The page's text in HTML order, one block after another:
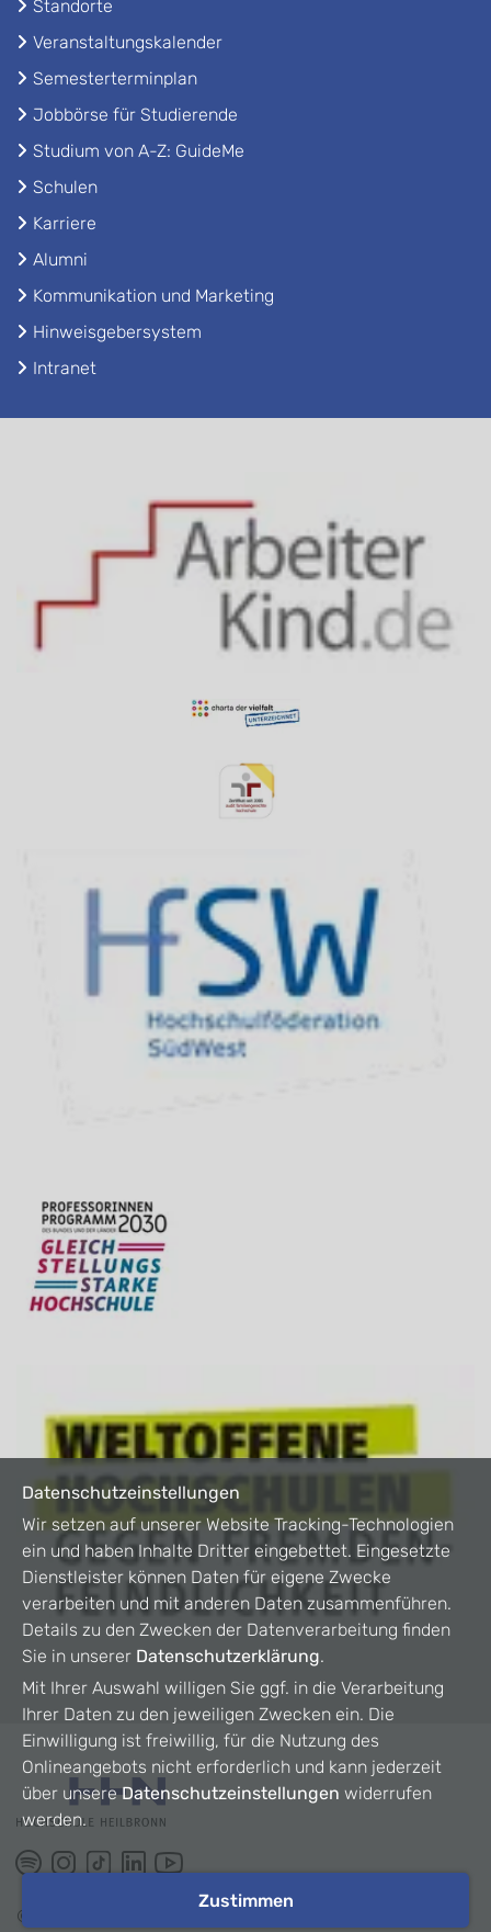
Standorte
Veranstaltungskalender
Semesterterminplan
Jobbörse für Studierende
Studium von A-Z: GuideMe
Schulen
Karriere
Alumni
Kommunikation und Marketing
Hinweisgebersystem
Intranet
©
Datenschutzeinstellungen
Wir setzen auf unserer Website Tracking-Technologien
ein und haben Inhalte Dritter eingebettet. Eingesetzte
Dienstleister können Daten für eigene Zwecke
verarbeiten und mit anderen Daten zusammenführen.
Details zu den Zwecken der Datenverarbeitung finden
Sie in unserer Datenschutzerklärung.
Mit Ihrer Auswahl willigen Sie ggf. in die Verarbeitung
Ihrer Daten zu den jeweiligen Zwecken ein. Die
Einwilligung ist freiwillig, für die Nutzung des
Onlineangebots nicht erforderlich und kann jederzeit
über unsereDatenschutzeinstellungen widerrufen
werden.
Zustimmen